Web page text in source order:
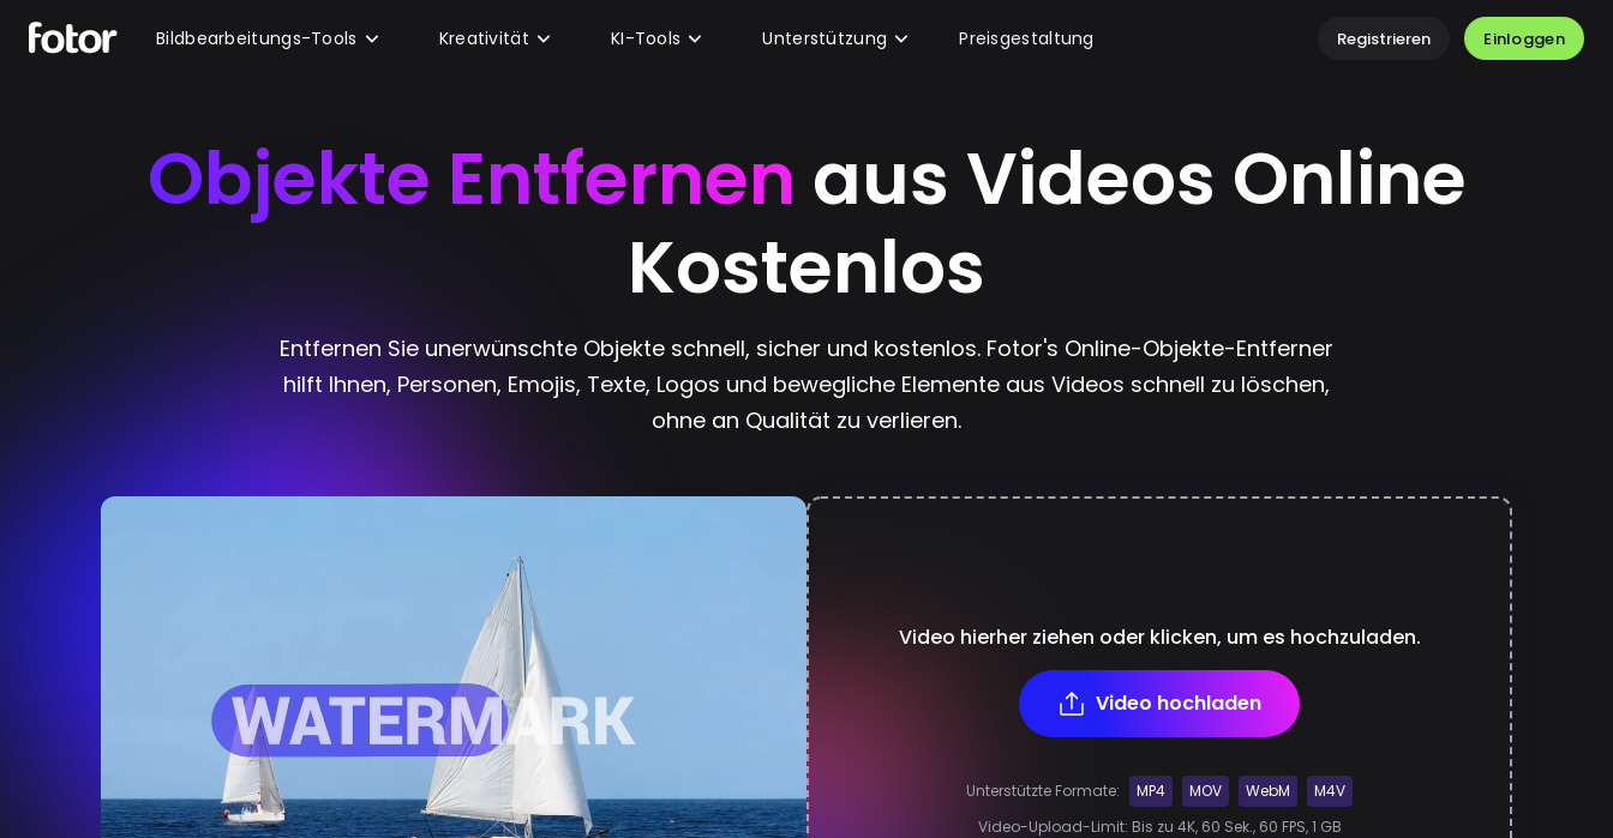
Bildbearbeitungs-Tools Kreativität KI-Tools Unterstützung Preisgestaltung Registrieren Einloggen
Objekte Entfernen aus Videos Online
Kostenlos
Entfernen Sie unerwünschte Objekte schnell, sicher und kostenlos. Fotor's Online-Objekte-Entferner
hilft Ihnen, Personen, Emojis, Texte, Logos und bewegliche Elemente aus Videos schnell zu löschen,
ohne an Qualität zu verlieren.
Video hierher ziehen oder klicken, um es hochzuladen.
Video hochladen
Unterstützte Formate: MP4 MOV WebM
M4V
Video-Upload-Limit: Bis zu 4K, 60 Sek., 60 FPS, 1 GB